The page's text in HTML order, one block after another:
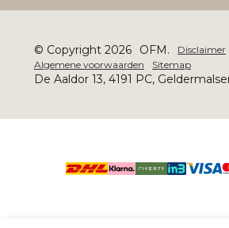
© Copyright 2026 OFM. Disclaimer
Algemene voorwaarden
Sitemap
De Aaldor 13, 4191 PC,